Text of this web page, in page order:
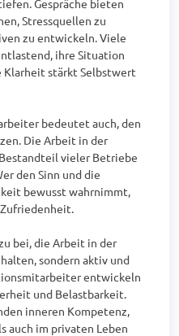
Gespräche bieten
Stressquellen zu
zu entwickeln. Viele
ihre Situation
Klarheit stärkt Selbstwert
bedeutet auch, den
Die Arbeit in der
vieler Betriebe
den Sinn und die
bewusst wahrnimmt,
bei, die Arbeit in der
sondern aktiv und
entwickeln
und Belastbarkeit.
inneren Kompetenz,
auch im privaten Leben